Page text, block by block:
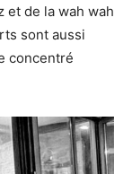
et de la wah wah
sont aussi
concentré